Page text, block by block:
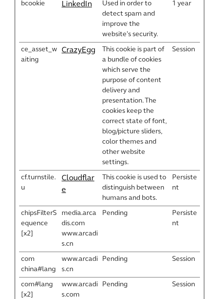
bcookie LinkedIn
Used in order to
detect spam and
improve the
website's security.
1 year
ce_asset_w
aiting
CrazyEgg
This cookie is part of
a bundle of cookies
which serve the
purpose of content
delivery and
presentation. The
cookies keep the
correct state of font,
blog/picture sliders,
color themes and
other website
settings.
Session
cf.turnstile.
u
Cloudflar
e
This cookie is used to
distinguish between
humans and bots.
Persiste
nt
chipsFilterS
equence
[x2]
media.arca
dis.com
www.arcadi
s.cn
Pending
Persiste
nt
com
china#lang
www.arcadi
s.cn
Pending Session
com#lang
[x2]
www.arcadi
s.com
Pending Session